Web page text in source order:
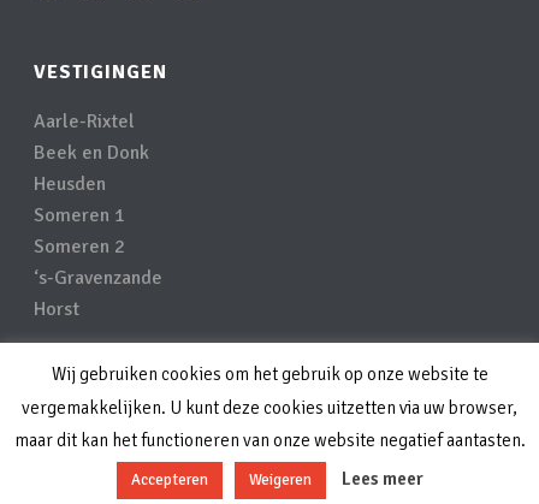
VESTIGINGEN
Aarle-Rixtel
Beek en Donk
Heusden
Someren 1
Someren 2
‘s-Gravenzande
Horst
Privacyverklaring
Disclaimer
Wij gebruiken cookies om het gebruik op onze website te
vergemakkelijken. U kunt deze cookies uitzetten via uw browser,
maar dit kan het functioneren van onze website negatief aantasten.
Accepteren Weigeren Lees meer